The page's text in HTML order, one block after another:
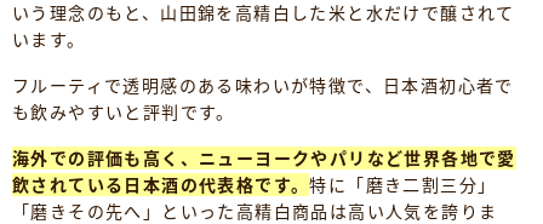
いう理念のもと、山田錦を高精白した米と水だけで醸されて
います。
フルーティで透明感のある味わいが特徴で、日本酒初心者で
も飲みやすいと評判です。
海外での評価も高く、ニューヨークやパリなど世界各地で愛
飲されている日本酒の代表格です。特に「磨き二割三分」
「磨きその先へ」といった高精白商品は高い人気を誇りま